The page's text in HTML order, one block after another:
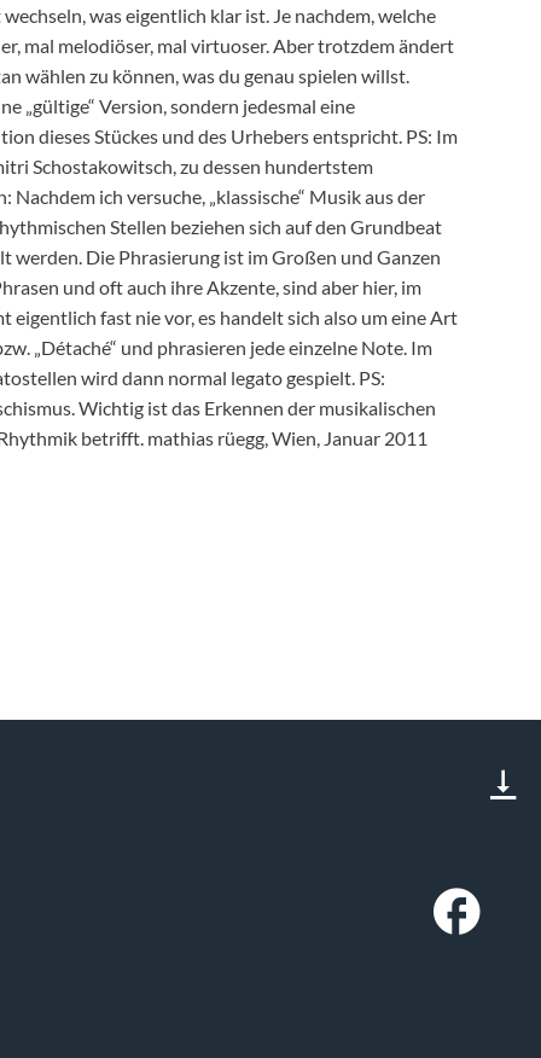
was eigentlich klar ist. Je nachdem, welche
mal melodiöser, mal virtuoser. Aber trotzdem ändert
wählen zu können, was du genau spielen willst.
„gültige“ Version, sondern jedesmal eine
dieses Stückes und des Urhebers entspricht. PS: Im
Schostakowitsch, zu dessen hundertstem
ich versuche, „klassische“ Musik aus der
Stellen beziehen sich auf den Grundbeat
werden. Die Phrasierung ist im Großen und Ganzen
und oft auch ihre Akzente, sind aber hier, im
eigentlich fast nie vor, es handelt sich also um eine Art
„Détaché“ und phrasieren jede einzelne Note. Im
wird dann normal legato gespielt. PS:
Wichtig ist das Erkennen der musikalischen
betrifft. mathias rüegg, Wien, Januar 2011